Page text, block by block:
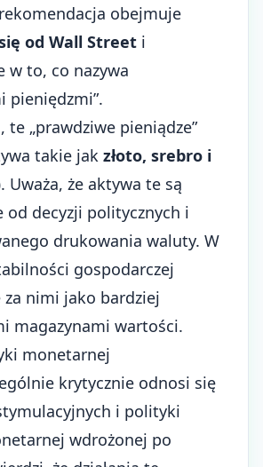
obejmuje
od Wall Street i
w to, co nazywa
pieniędzmi”.
„prawdziwe pieniądze”
takie jak złoto, srebro i
. Uważa, że aktywa te są
od decyzji politycznych i
drukowania waluty. W
gospodarczej
nimi jako bardziej
magazynami wartości.
monetarnej
krytycznie odnosi się
i polityki
wdrożonej po